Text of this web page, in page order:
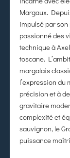
Margaux.
impulsé par
passionné des
technique à
toscane.
margalais
l’expression du
précision et à
gravitaire
complexité et
sauvignon, le
puissance